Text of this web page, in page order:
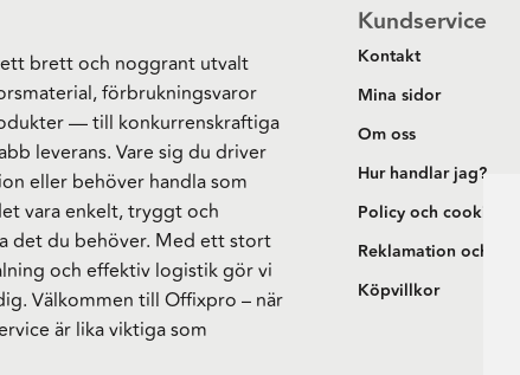
brett och noggrant utvalt
förbrukningsvaror
— till konkurrenskraftiga
leverans. Vare sig du driver
eller behöver handla som
vara enkelt, tryggt och
det du behöver. Med ett stort
och effektiv logistik gör vi
Välkommen till Offixpro – när
är lika viktiga som
Kundservice
Kontakt
Mina sidor
Om oss
Hur handlar jag?
Policy och cookies
Reklamation och retur
Köpvillkor